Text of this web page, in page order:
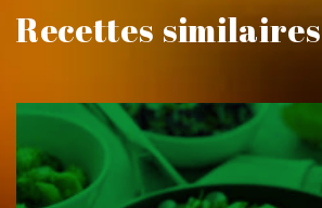
Recettes similaires